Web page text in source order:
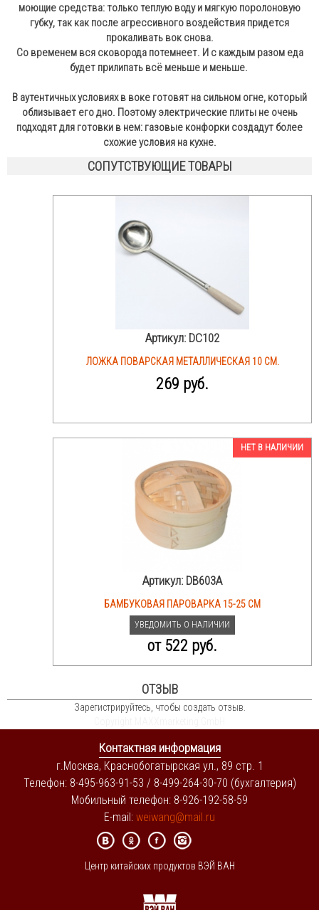
моющие средства: только теплую воду и мягкую поролоновую
губку, так как после агрессивного воздействия придется
прокаливать вок снова.
Со временем вся сковорода потемнеет. И с каждым разом еда
будет прилипать всё меньше и меньше.
В аутентичных условиях в воке готовят на сильном огне, который
облизывает его дно. Поэтому электрические плиты не очень
подходят для готовки в нем: газовые конфорки создадут более
схожие условия на кухне.
СОПУТСТВУЮЩИЕ ТОВАРЫ
Артикул: DC102
ЛОЖКА ПОВАРСКАЯ МЕТАЛЛИЧЕСКАЯ 10 СМ.
269 руб.
Артикул: DB603A
БАМБУКОВАЯ ПАРОВАРКА 15-25 CM
УВЕДОМИТЬ О НАЛИЧИИ
НЕТ В НАЛИЧИИ
от 522 руб.
ОТЗЫВ
Зарегистрируйтесь, чтобы создать отзыв.
Контактная информация
г.Москва, Краснобогатырская ул., 89 стр. 1
Телефон: 8-495-963-91-53 / 8-499-264-30-70 (бухгалтерия)
Мобильный телефон: 8-926-192-58-59
E-mail: weiwang@mail.ru
Центр китайских продуктов ВЭЙ ВАН